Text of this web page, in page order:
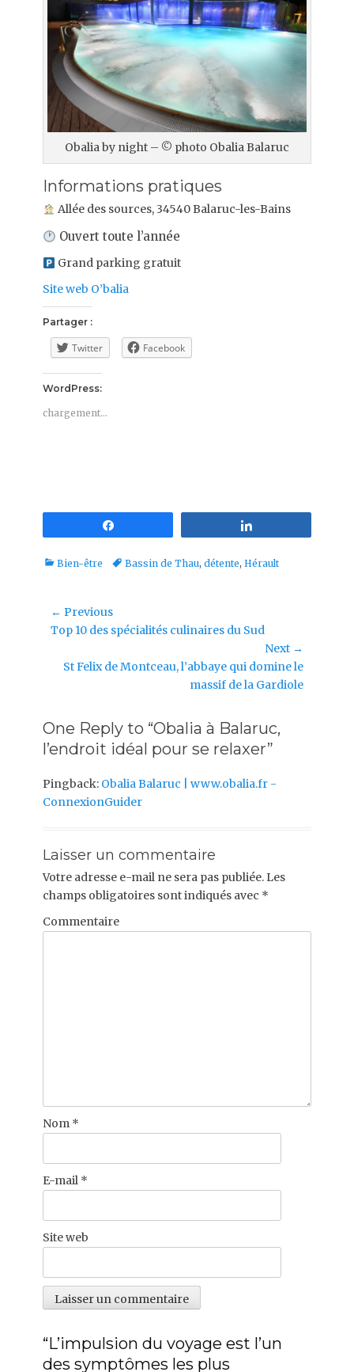
Obalia by night – © photo Obalia Balaruc
Informations pratiques
Allée des sources, 34540 Balaruc-les-Bains
Ouvert toute l’année
Grand parking gratuit
Site web O’balia
Partager :
Twitter Facebook
WordPress:
chargement…
Categories
Bien-être TagsBassin de Thau, détente, Hérault
Navigation
de
← Previous
Previous
Top 10 des spécialités culinaires du Sud
Next →
NextSt Felix de Montceau, l’abbaye qui domine le
massif de la Gardiole
One Reply to “Obalia à Balaruc,
l’endroit idéal pour se relaxer”
Pingback: Obalia Balaruc | www.obalia.fr -
ConnexionGuider
Laisser un commentaire
Votre adresse e-mail ne sera pas publiée. Les
champs obligatoires sont indiqués avec *
Commentaire
Nom *
E-mail *
Site web
“L’impulsion du voyage est l’un
des symptômes les plus